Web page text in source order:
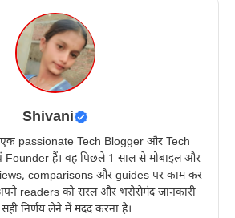
Shivani
passionate Tech Blogger और Tech
Founder हैं। वह पिछले 1 साल से मोबाइल और
comparisons और guides पर काम कर
अपने readers को सरल और भरोसेमंद जानकारी
निर्णय लेने में मदद करना है।